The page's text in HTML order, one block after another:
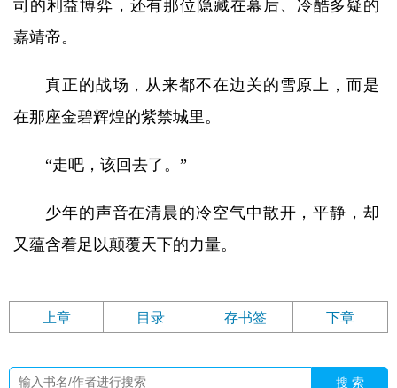
司的利益博弈，还有那位隐藏在幕后、冷酷多疑的
嘉靖帝。
真正的战场，从来都不在边关的雪原上，而是
在那座金碧辉煌的紫禁城里。
“走吧，该回去了。”
少年的声音在清晨的冷空气中散开，平静，却
又蕴含着足以颠覆天下的力量。
上章 目录 存书签 下章
搜 索